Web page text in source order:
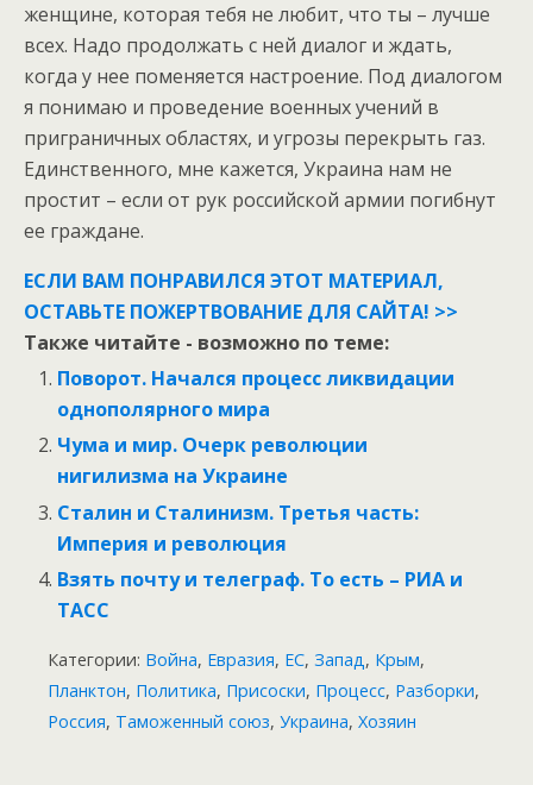
женщине, которая тебя не любит, что ты – лучше
всех. Надо продолжать с ней диалог и ждать,
когда у нее поменяется настроение. Под диалогом
я понимаю и проведение военных учений в
приграничных областях, и угрозы перекрыть газ.
Единственного, мне кажется, Украина нам не
простит – если от рук российской армии погибнут
ее граждане.
ЕСЛИ ВАМ ПОНРАВИЛСЯ ЭТОТ МАТЕРИАЛ,
ОСТАВЬТЕ ПОЖЕРТВОВАНИЕ ДЛЯ САЙТА! >>
Также читайте - возможно по теме:
Поворот. Начался процесс ликвидации
однополярного мира
Чума и мир. Очерк революции
нигилизма на Украине
Сталин и Сталинизм. Третья часть:
Империя и революция
Взять почту и телеграф. То есть – РИА и
ТАСС
Категории: Война, Евразия, ЕС, Запад , Крым,
Планктон, Политика, Присоски, Процесс, Разборки,
Россия, Таможенный союз, Украина, Хозяин